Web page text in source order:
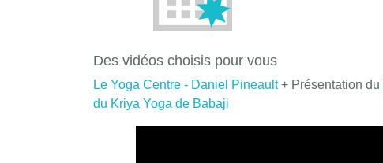
Des vidéos choisis pour vous
Le Yoga Centre - Daniel Pineault+ Présentation du
du Kriya Yoga de Babaji